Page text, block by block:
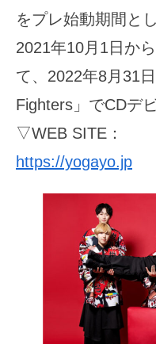
をプレ始動期間と
2021年10月1日か
て、2022年8月31
Fighters」でCDデ
▽WEB SITE：
https://yogayo.jp